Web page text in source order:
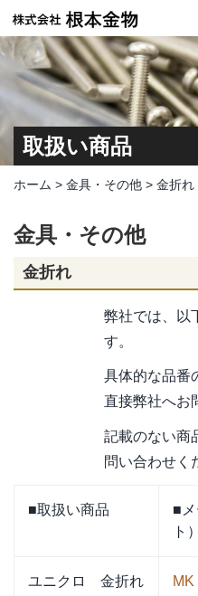
取扱い商品
ホーム > 金具・その他 > 金折れ
金具・その他
金折れ
弊社では、以
す。
具体的な品番
直接弊社へお
記載のない商
問い合わせく
■取扱い商品
■
ト）
ユニクロ 金折れ MK